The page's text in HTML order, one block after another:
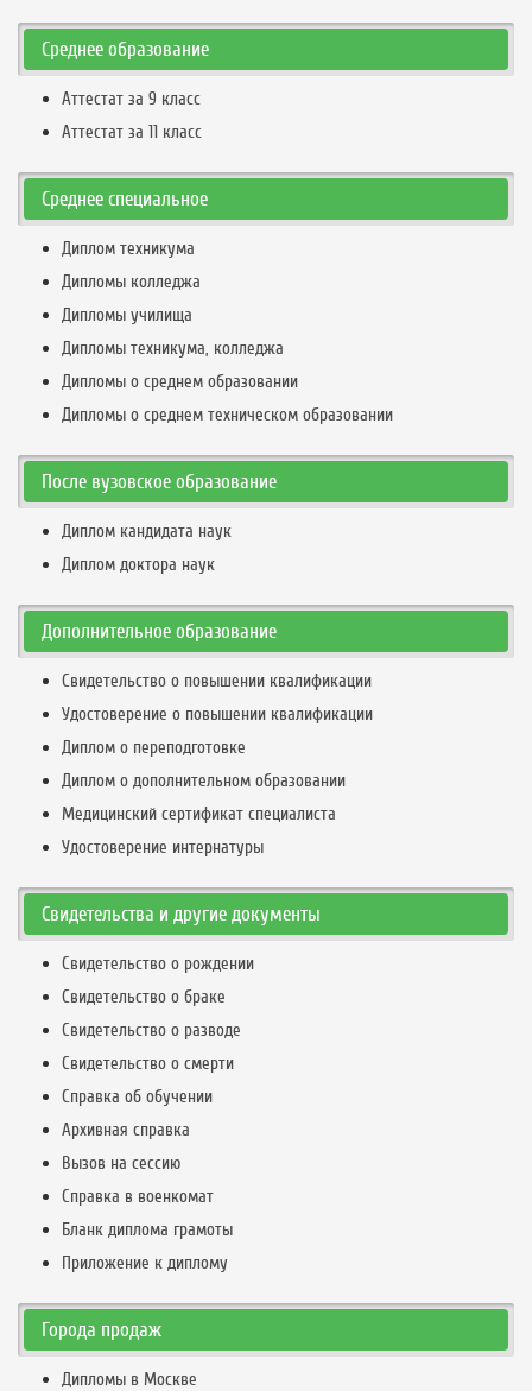
Среднее образование
Аттестат за 9 класс
Аттестат за 11 класс
Среднее специальное
Диплом техникума
Дипломы колледжа
Дипломы училища
Дипломы техникума, колледжа
Дипломы о среднем образовании
Дипломы о среднем техническом образовании
После вузовское образование
Диплом кандидата наук
Диплом доктора наук
Дополнительное образование
Свидетельство о повышении квалификации
Удостоверение о повышении квалификации
Диплом о переподготовке
Диплом о дополнительном образовании
Медицинский сертификат специалиста
Удостоверение интернатуры
Свидетельства и другие документы
Свидетельство о рождении
Свидетельство о браке
Свидетельство о разводе
Свидетельство о смерти
Справка об обучении
Архивная справка
Вызов на сессию
Справка в военкомат
Бланк диплома грамоты
Приложение к диплому
Города продаж
Дипломы в Москве